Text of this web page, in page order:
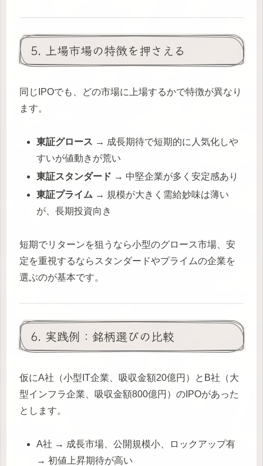
5. 上場市場の特徴を押さえる
同じIPOでも、どの市場に上場するかで特徴が異なり
ます。
東証グロース → 成長期待で短期的に人気化しや
すいが値動きが荒い
東証スタンダード → 中堅企業が多く安定感あり
東証プライム → 規模が大きく需給妙味は薄い
が、長期投資向き
短期でリターンを狙うなら小型のグロース市場、安
定を重視するならスタンダードやプライムの企業を
選ぶのが基本です。
6. 実践例：銘柄選びの比較
仮にA社（小型IT企業、吸収金額20億円）とB社（大
型インフラ企業、吸収金額800億円）のIPOがあった
とします。
A社 → 成長市場、公開規模小、ロックアップ有
→ 初値上昇期待が高い